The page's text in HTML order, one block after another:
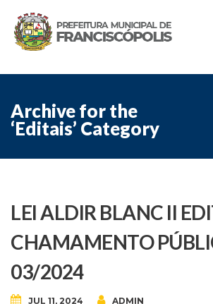
Archive for the
‘Editais’ Category
LEI ALDIR BLANC II
CHAMAMENTO
03/2024
JUL 11, 2024 ADMIN